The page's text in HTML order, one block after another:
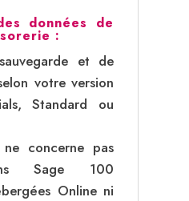
données de
:
et de
votre version
Standard ou
concerne pas
Sage 100
Online ni